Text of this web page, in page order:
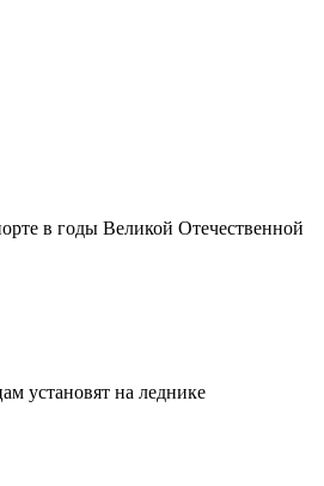
в годы Великой Отечественной
установят на леднике